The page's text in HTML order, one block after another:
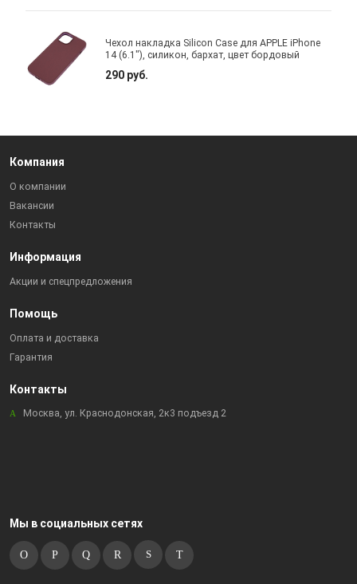
Чехол накладка Silicon Case для APPLE iPhone
14 (6.1"), силикон, бархат, цвет бордовый
290 руб.
Компания
О компании
Вакансии
Контакты
Информация
Акции и спецпредложения
Помощь
Оплата и доставка
Гарантия
Контакты
Москва, ул. Краснодонская, 2к3 подъезд 2
Мы в социальных сетях